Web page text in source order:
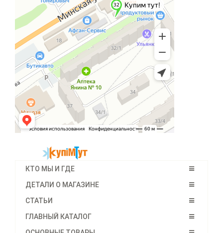
КТО МЫ И ГДЕ
ДЕТАЛИ О МАГАЗИНЕ
СТАТЬИ
ГЛАВНЫЙ КАТАЛОГ